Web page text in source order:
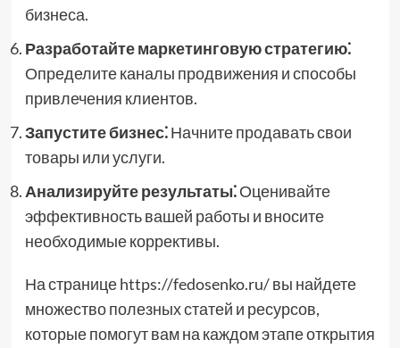
бизнеса.
Разработайте маркетинговую стратегию⁚
Определите каналы продвижения и способы
привлечения клиентов.
Запустите бизнес⁚Начните продавать свои
товары или услуги.
Анализируйте результаты⁚Оценивайте
эффективность вашей работы и вносите
необходимые коррективы.
На странице https://fedosenko.ru/ вы найдете
множество полезных статей и ресурсов,
которые помогут вам на каждом этапе открытия